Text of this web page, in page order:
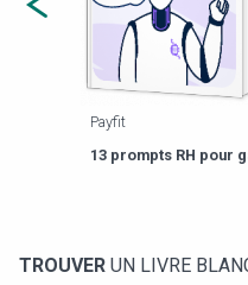
Payfit
13 prompts RH pour
TROUVER UN LIVRE